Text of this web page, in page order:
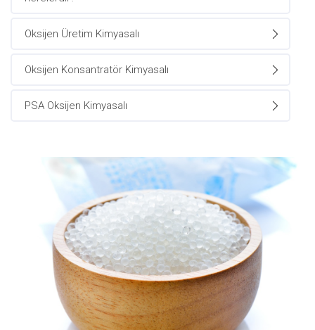
Oksijen Üretim Kimyasalı
Oksijen Konsantratör Kimyasalı
PSA Oksijen Kimyasalı